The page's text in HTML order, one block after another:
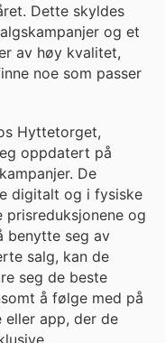
Dette skyldes
og et
av høy kvalitet,
noe som passer
Hyttetorget,
oppdatert på
De
digitalt og i fysiske
og
benytte seg av
salg, kan de
seg de beste
å følge med på
app, der de